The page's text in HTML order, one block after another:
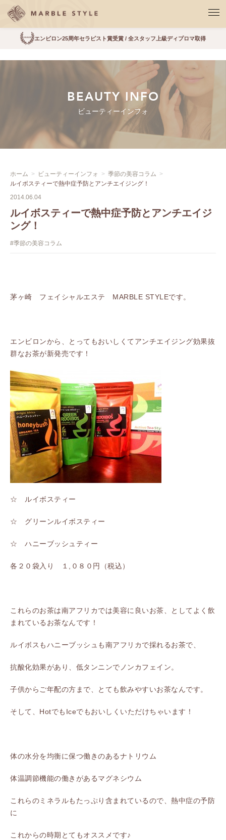
エンビロン25周年セラピスト賞受賞 / 全スタッフ上級ディプロマ取得
BEAUTY INFO
ビューティーインフォ
ホーム ビューティーインフォ
季節の美容コラム
ルイボスティーで熱中症予防とアンチエイジング！
2014.06.04
ルイボスティーで熱中症予防とアンチエイジ
ング！
#季節の美容コラム
茅ヶ崎 フェイシャルエステ MARBLE STYLEです。
エンビロンから、とってもおいしくてアンチエイジング効果抜
群なお茶が新発売です！
☆ ルイボスティー
☆ グリーンルイボスティー
☆ ハニーブッシュティー
各２０袋入り １,０８０円（税込）
これらのお茶は南アフリカでは美容に良いお茶、としてよく飲
まれているお茶なんです！
ルイボスもハニーブッシュも南アフリカで採れるお茶で、
抗酸化効果があり、低タンニンでノンカフェイン。
子供からご年配の方まで、とても飲みやすいお茶なんです。
そして、HotでもIceでもおいしくいただけちゃいます！
体の水分を均衡に保つ働きのあるナトリウム
体温調節機能の働きがあるマグネシウム
これらのミネラルもたっぷり含まれているので、熱中症の予防
に
これからの時期とてもオススメです♪